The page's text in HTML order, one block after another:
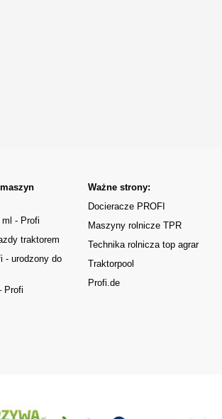
- Profi
traktorem
- urodzony do
Profi
Ważne strony:
Docieracze PROFI
Maszyny rolnicze TPR
Technika rolnicza top agrar
Traktorpool
Profi.de